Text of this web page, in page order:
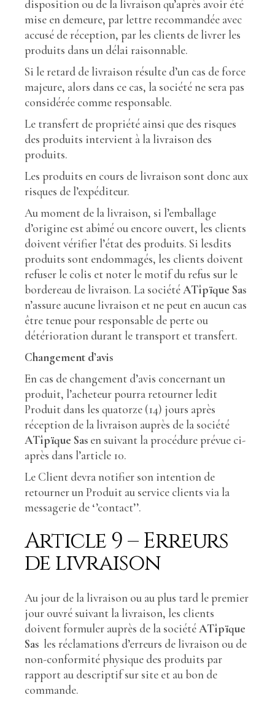
disposition ou de la livraison qu’après avoir été
mise en demeure, par lettre recommandée avec
accusé de réception, par les clients de livrer les
produits dans un délai raisonnable.
Si le retard de livraison résulte d’un cas de force
majeure, alors dans ce cas, la société ne sera pas
considérée comme responsable.
Le transfert de propriété ainsi que des risques
des produits intervient à la livraison des
produits.
Les produits en cours de livraison sont donc aux
risques de l’expéditeur.
Au moment de la livraison, si l’emballage
d’origine est abîmé ou encore ouvert, les clients
doivent vérifier l’état des produits. Si lesdits
produits sont endommagés, les clients doivent
refuser le colis et noter le motif du refus sur le
bordereau de livraison. La société ATîpïque Sas
n’assure aucune livraison et ne peut en aucun cas
être tenue pour responsable de perte ou
détérioration durant le transport et transfert.
Changement d’avis
En cas de changement d’avis concernant un
produit, l’acheteur pourra retourner ledit
Produit dans les quatorze (14) jours après
réception de la livraison auprès de la société
ATîpïque Sas en suivant la procédure prévue ci-
après dans l’article 10.
Le Client devra notifier son intention de
retourner un Produit au service clients via la
messagerie de ‘’contact’’.
Article 9 – Erreurs
de livraison
Au jour de la livraison ou au plus tard le premier
jour ouvré suivant la livraison, les clients
doivent formuler auprès de la société ATîpïque
Sas les réclamations d’erreurs de livraison ou de
non-conformité physique des produits par
rapport au descriptif sur site et au bon de
commande.